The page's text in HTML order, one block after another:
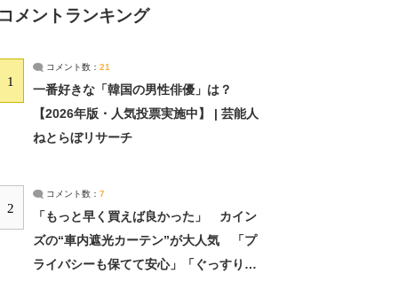
コメントランキング
1
コメント数： 21
一番好きな「韓国の男性俳優」は？
【2026年版・人気投票実施中】 | 芸能人
ねとらぼリサーチ
2
コメント数： 7
「もっと早く買えば良かった」 カイン
ズの“車内遮光カーテン”が大人気 「プ
ライバシーも保てて安心」「ぐっすり眠